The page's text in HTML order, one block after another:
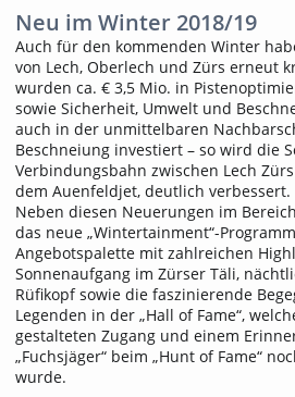
Neu im Winter 2018/19
Auch für den kommenden Winter
von Lech, Oberlech und Zürs erneut
wurden ca. € 3,5 Mio. in
sowie Sicherheit, Umwelt und
auch in der unmittelbaren
Beschneiung investiert – so wird die
Verbindungsbahn zwischen Lech
dem Auenfeldjet, deutlich verbessert.
Neben diesen Neuerungen im
das neue „Wintertainment“-
Angebotspalette mit zahlreichen
Sonnenaufgang im Zürser Täli,
Rüfikopf sowie die faszinierende
Legenden in der „Hall of Fame“,
gestalteten Zugang und einem
„Fuchsjäger“ beim „Hunt of Fame“
wurde.